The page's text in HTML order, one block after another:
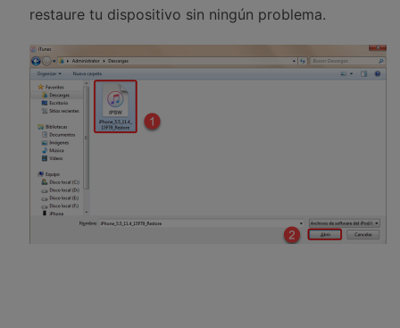
restaure tu dispositivo sin ningún problema.